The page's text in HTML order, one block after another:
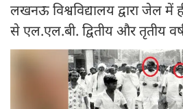
लखनऊ विश्वविद्यालय द्वारा जेल में
से एल.एल.बी. द्वितीय और तृतीय वर्ष